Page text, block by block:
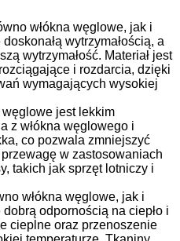
włókna węglowe, jak i
wytrzymałością, a
wytrzymałość. Materiał jest
i rozdarcia, dzięki
wymagających wysokiej
węglowe jest lekkim
z włókna węglowego i
co pozwala zmniejszyć
w zastosowaniach
takich jak sprzęt lotniczy i
włókna węglowe, jak i
odpornością na ciepło i
cieplne oraz przenoszenie